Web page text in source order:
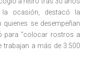
ocasión, destacó la
se desempeñan
para “colocar rostros a
trabajan a más de 3.500